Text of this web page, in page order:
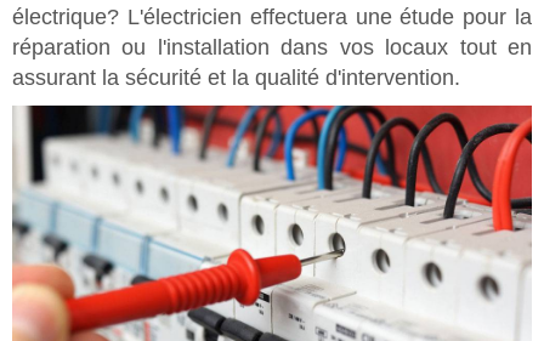
électrique? L'électricien effectuera une étude pour la
réparation ou l'installation dans vos locaux tout en
assurant la sécurité et la qualité d'intervention.